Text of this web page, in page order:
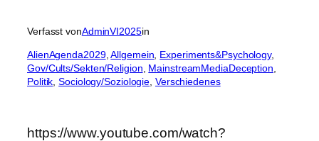
Verfasst vonAdminVI2025in
AlienAgenda2029, Allgemein Experiments&Psychology
Gov/Cults/Sekten/Religion MainstreamMediaDeception
Politik , Sociology/Soziologie Verschiedenes
https://www.youtube.com/watch?